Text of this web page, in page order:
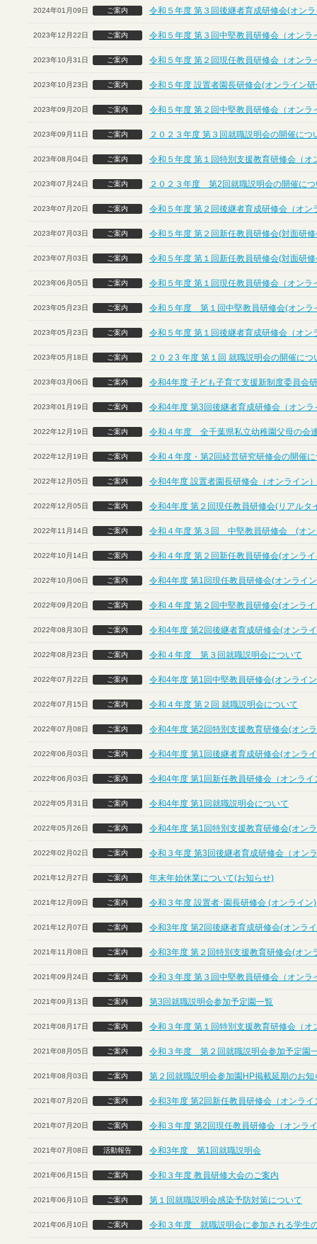
2024年01月09日 ご案内 令和５年度 第３回後継者育成研修会(オン
2023年12月22日 ご案内 令和５年度 第３回中堅教員研修会（オンラ
2023年10月31日 ご案内 令和５年度 第２回現任教員研修会（オンラ
2023年10月23日 ご案内 令和５年度 設置者園長研修会(オンライン
2023年09月20日 ご案内 令和５年度 第２回中堅教員研修会（オンラ
2023年09月11日 ご案内 ２０２３年度 第３回就職説明会の開催につ
2023年08月04日 ご案内 令和５年度 第１回特別支援教育研修会（オ
2023年07月24日 ご案内 ２０２３年度 第2回就職説明会の開催に
2023年07月20日 ご案内 令和５年度 第２回後継者育成研修会（オン
2023年07月03日 ご案内 令和５年度 第２回新任教員研修会(対面研
2023年07月03日 ご案内 令和５年度 第１回新任教員研修会(対面研
2023年06月05日 ご案内 令和５年度 第１回現任教員研修会（オンラ
2023年05月23日 ご案内 令和５年度 第１回中堅教員研修会(オンラ
2023年05月23日 ご案内 令和５年度 第１回後継者育成研修会（オン
2023年05月18日 ご案内 ２０２3 年度 第１回 就職説明会の開催につ
2023年03月06日 ご案内 令和4年度 子ども子育て支援新制度委員会
2023年01月19日 ご案内 令和4年度 第3回後継者育成研修会（オンラ
2022年12月19日 ご案内 令和４年度 全千葉県私立幼稚園父母の会
2022年12月19日 ご案内 令和４年度・第2回経営研究研修会の開催
2022年12月05日 ご案内 令和4年度 設置者園長研修会（オンライン）
2022年12月05日 ご案内 令和4年度 第２回現任教員研修会(リアルタ
2022年11月14日 ご案内 令和４年度 第３回 中堅教員研修会 (オン
2022年10月14日 ご案内 令和４年度 第２回新任教員研修会(オンラ
2022年10月06日 ご案内 令和4年度 第1回現任教員研修会(オンライ
2022年09月20日 ご案内 令和４年度 第２回中堅教員研修会(オンラ
2022年08月30日 ご案内 令和4年度 第2回後継者育成研修会(オンラ
2022年08月23日 ご案内 令和４年度 第３回就職説明会について
2022年07月22日 ご案内 令和4年度 第1回中堅教員研修会(オンライ
2022年07月15日 ご案内 令和４年度 第２回 就職説明会について
2022年07月08日 ご案内 令和4年度 第2回特別支援教育研修会(オン
2022年06月03日 ご案内 令和4年度 第1回後継者育成研修会(オンラ
2022年06月03日 ご案内 令和4年度 第1回新任教員研修会（オンライ
2022年05月31日 ご案内 令和4年度 第1回就職説明会について
2022年05月26日 ご案内 令和4年度 第1回特別支援教育研修会(オン
2022年02月02日 ご案内 令和３年度 第3回後継者育成研修会（オン
2021年12月27日 ご案内 年末年始休業について(お知らせ)
2021年12月09日 ご案内 令和３年度 設置者･園長研修会 (オンライン)
2021年12月07日 ご案内 令和3年度 第2回後継者育成研修会(オンラ
2021年11月08日 ご案内 令和3年度 第２回特別支援教育研修会(オン
2021年09月24日 ご案内 令和３年度 第３回中堅教員研修会（オンラ
2021年09月13日 ご案内 第3回就職説明会参加予定園一覧
2021年08月17日 ご案内 令和３年度 第１回特別支援教育研修会（オ
2021年08月05日 ご案内 令和３年度 第２回就職説明会参加予定園
2021年08月03日 ご案内 第２回就職説明会参加園HP掲載延期のお知
2021年07月20日 ご案内 令和3年度 第2回新任教員研修会（オンライ
2021年07月20日 ご案内 令和３年度 第2回現任教員研修会（オンラ
2021年07月08日 活動報告 令和3年度 第1回就職説明会
2021年06月15日 ご案内 令和３年度 教員研修大会のご案内
2021年06月10日 ご案内 第１回就職説明会感染予防対策について
2021年06月10日 ご案内 令和３年度 就職説明会に参加される学生